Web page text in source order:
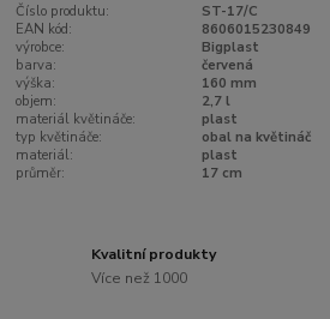
Číslo produktu:
ST-17/C
EAN kód:
8606015230849
výrobce:
Bigplast
barva:
červená
výška:
160 mm
objem:
2,7 l
materiál květináče:
plast
typ květináče:
obal na květináč
materiál:
plast
průměr:
17 cm
Kvalitní produkty
Více než 1000